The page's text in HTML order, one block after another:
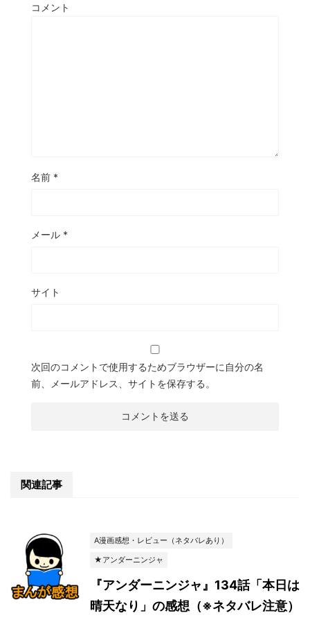
コメント
名前 *
メール *
サイト
次回のコメントで使用するためブラウザーに自分の名
前、メールアドレス、サイトを保存する。
関連記事
A漫画感想・レビュー（ネタバレあり）
★アンダーニンジャ
『アンダーニンジャ』134話「本日は
晴天なり」の感想（※ネタバレ注意）